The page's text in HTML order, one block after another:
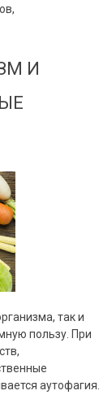
И
так и
пользу. При
аутофагия.